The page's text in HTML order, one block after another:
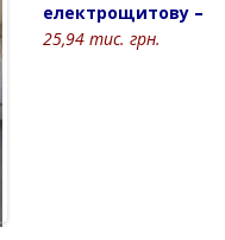
електрощитову –
25,94 тис. грн.